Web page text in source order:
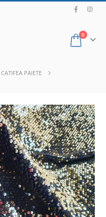
0
CATIFEA PAIETE